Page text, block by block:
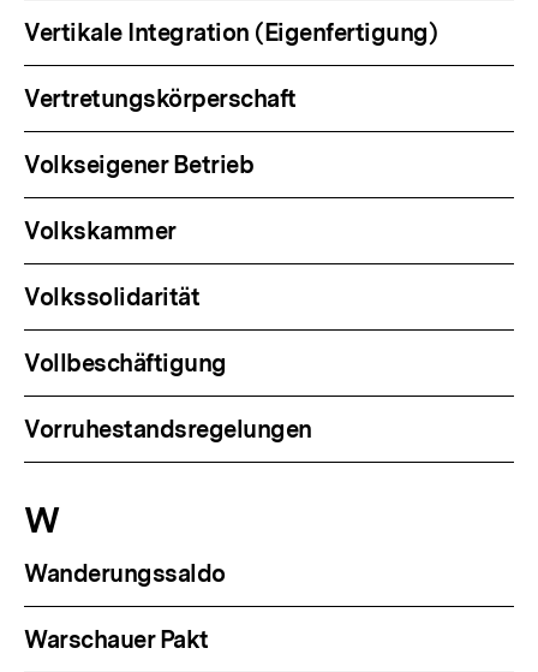
Vertikale Integration (Eigenfertigung)
Vertretungskörperschaft
Volkseigener Betrieb
Volkskammer
Volkssolidarität
Vollbeschäftigung
Vorruhestandsregelungen
W
Wanderungssaldo
Warschauer Pakt